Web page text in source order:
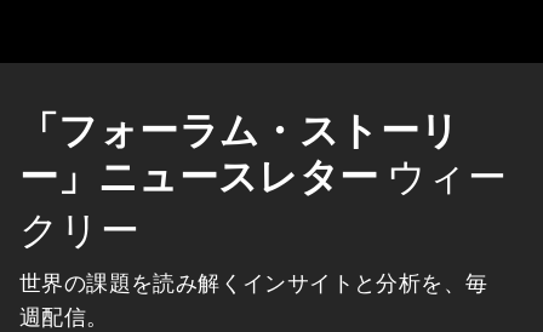
「フォーラム・ストーリ
ー」ニュースレター ウィー
クリー
世界の課題を読み解くインサイトと分析を、毎
週配信。